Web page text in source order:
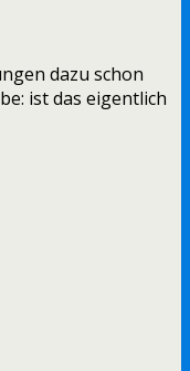
dazu schon
ist das eigentlich